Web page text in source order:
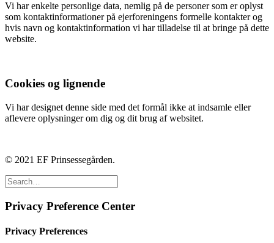
Vi har enkelte personlige data, nemlig på de personer som er oplyst
som kontaktinformationer på ejerforeningens formelle kontakter og
hvis navn og kontaktinformation vi har tilladelse til at bringe på dette
website.
Cookies og lignende
Vi har designet denne side med det formål ikke at indsamle eller
aflevere oplysninger om dig og dit brug af websitet.
© 2021 EF Prinsessegården.
Privacy Preference Center
Privacy Preferences